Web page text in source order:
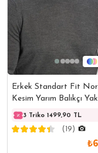
Erkek Standart Fit
Kesim Yarım Balıkçı
Gri Triko Kazak
3 Triko 1499,90 TL
(19)